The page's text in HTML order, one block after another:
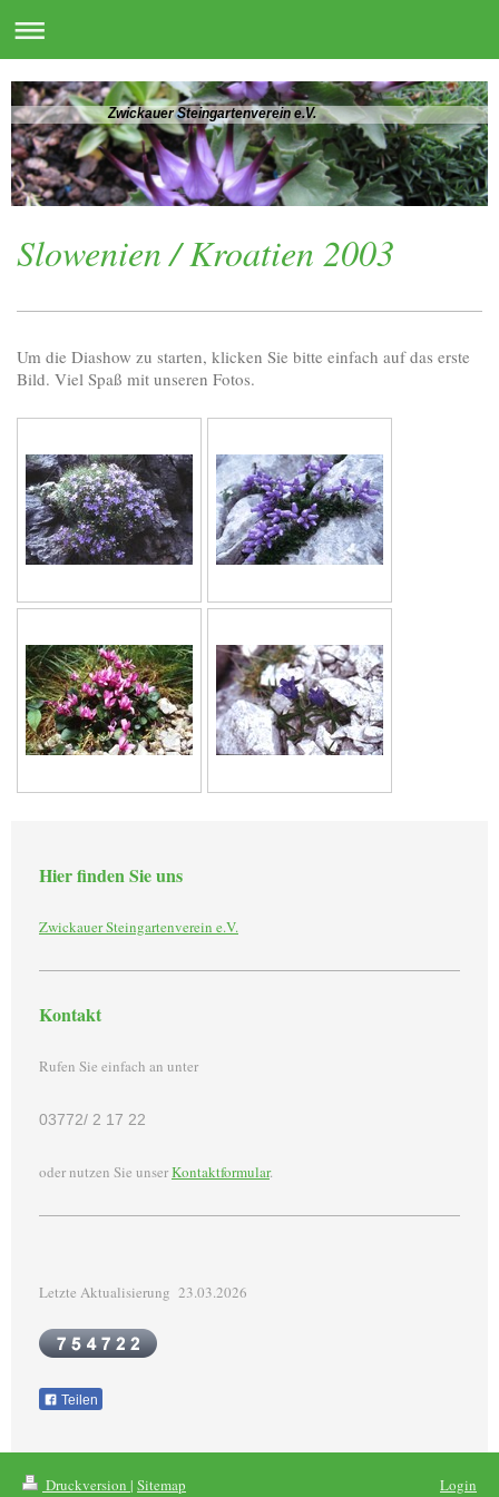
Zwickauer Steingartenverein e.V.
Slowenien / Kroatien 2003
Um die Diashow zu starten, klicken Sie bitte einfach auf das erste
Bild. Viel Spaß mit unseren Fotos.
Hier finden Sie uns
Zwickauer Steingartenverein e.V.
Kontakt
Rufen Sie einfach an unter
03772/ 2 17 22
oder nutzen Sie unserKontaktformular.
Letzte Aktualisierung 23.03.2026
Teilen
Druckversion | Sitemap
Login